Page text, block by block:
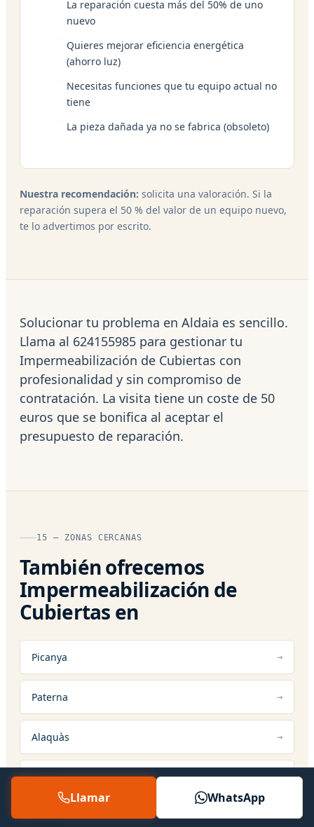
La reparación cuesta más del 50% de uno
nuevo
Quieres mejorar eficiencia energética
(ahorro luz)
Necesitas funciones que tu equipo actual no
tiene
La pieza dañada ya no se fabrica (obsoleto)
Nuestra recomendación: solicita una valoración. Si la
reparación supera el 50 % del valor de un equipo nuevo,
te lo advertimos por escrito.
Solucionar tu problema en Aldaia es sencillo.
Llama al 624155985 para gestionar tu
Impermeabilización de Cubiertas con
profesionalidad y sin compromiso de
contratación. La visita tiene un coste de 50
euros que se bonifica al aceptar el
presupuesto de reparación.
15 — ZONAS CERCANAS
También ofrecemos
Impermeabilización de
Cubiertas en
Picanya
Paterna
Alaquàs
Mislata
Torrent
Llamar WhatsApp